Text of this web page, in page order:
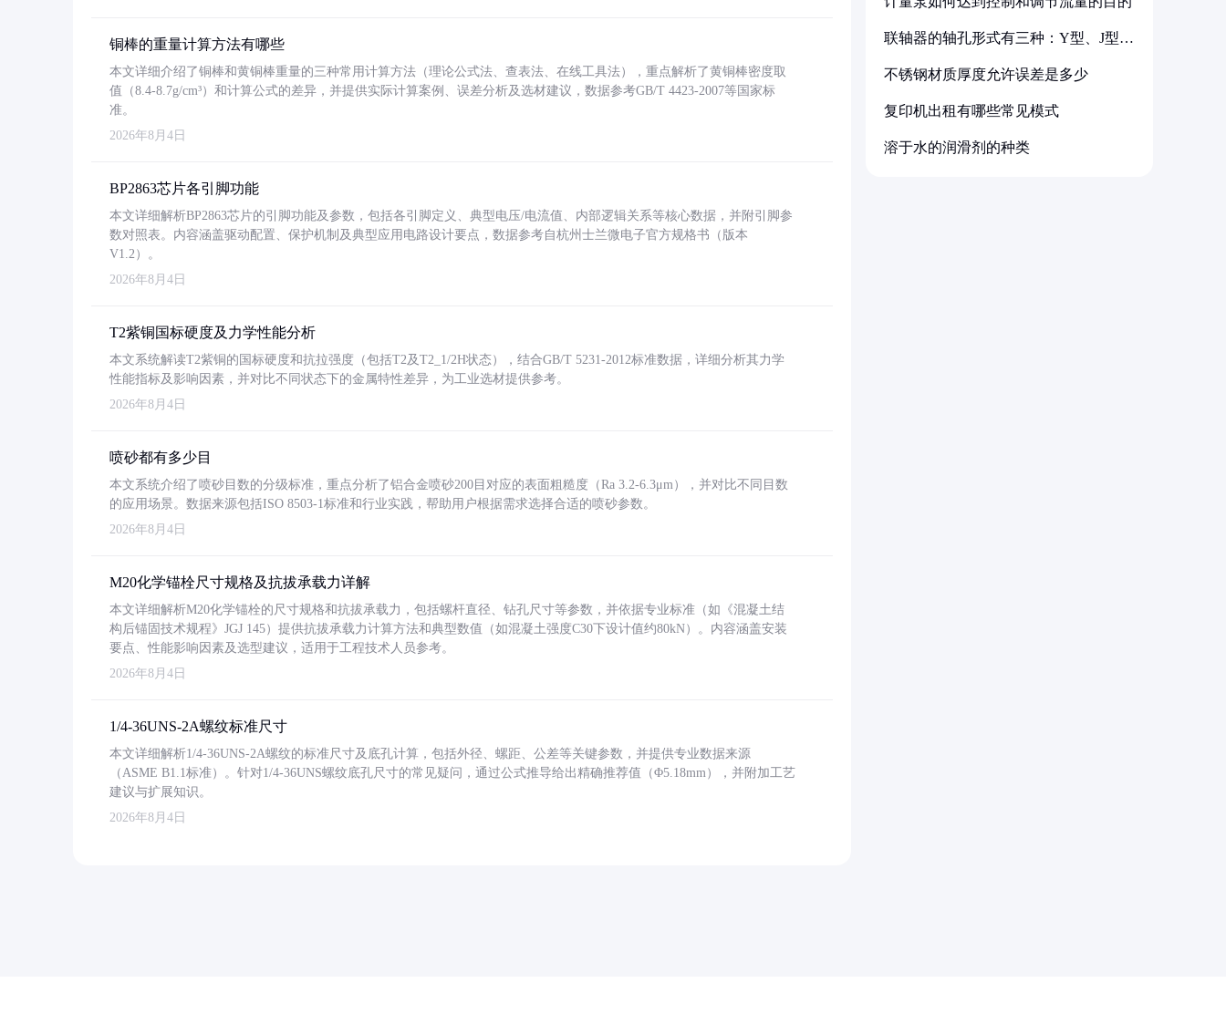
铜棒的重量计算方法有哪些
本文详细介绍了铜棒和黄铜棒重量的三种常用计算方法（理论公式法、查表法、在线工具法），重点解析了黄铜棒密度取
值（8.4-8.7g/cm³）和计算公式的差异，并提供实际计算案例、误差分析及选材建议，数据参考GB/T 4423-2007等国家标
准。
2026年8月4日
BP2863芯片各引脚功能
本文详细解析BP2863芯片的引脚功能及参数，包括各引脚定义、典型电压/电流值、内部逻辑关系等核心数据，并附引脚参
数对照表。内容涵盖驱动配置、保护机制及典型应用电路设计要点，数据参考自杭州士兰微电子官方规格书（版本
V1.2）。
2026年8月4日
T2紫铜国标硬度及力学性能分析
本文系统解读T2紫铜的国标硬度和抗拉强度（包括T2及T2_1/2H状态），结合GB/T 5231-2012标准数据，详细分析其力学
性能指标及影响因素，并对比不同状态下的金属特性差异，为工业选材提供参考。
2026年8月4日
喷砂都有多少目
本文系统介绍了喷砂目数的分级标准，重点分析了铝合金喷砂200目对应的表面粗糙度（Ra 3.2-6.3μm），并对比不同目数
的应用场景。数据来源包括ISO 8503-1标准和行业实践，帮助用户根据需求选择合适的喷砂参数。
2026年8月4日
M20化学锚栓尺寸规格及抗拔承载力详解
本文详细解析M20化学锚栓的尺寸规格和抗拔承载力，包括螺杆直径、钻孔尺寸等参数，并依据专业标准（如《混凝土结
构后锚固技术规程》JGJ 145）提供抗拔承载力计算方法和典型数值（如混凝土强度C30下设计值约80kN）。内容涵盖安装
要点、性能影响因素及选型建议，适用于工程技术人员参考。
2026年8月4日
1/4-36UNS-2A螺纹标准尺寸
本文详细解析1/4-36UNS-2A螺纹的标准尺寸及底孔计算，包括外径、螺距、公差等关键参数，并提供专业数据来源
（ASME B1.1标准）。针对1/4-36UNS螺纹底孔尺寸的常见疑问，通过公式推导给出精确推荐值（Φ5.18mm），并附加工艺
建议与扩展知识。
2026年8月4日
联轴器的轴孔形式有三种：Y型、J型、
不锈钢材质厚度允许误差是多少
复印机出租有哪些常见模式
溶于水的润滑剂的种类